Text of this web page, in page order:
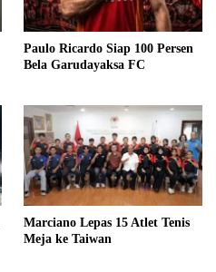
Paulo Ricardo Siap 100 Persen
Bela Garudayaksa FC
Marciano Lepas 15 Atlet Tenis
Meja ke Taiwan